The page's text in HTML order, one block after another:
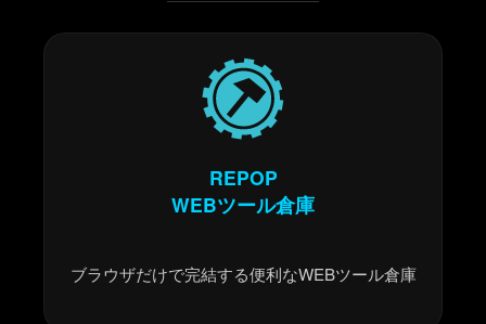
REPOP
WEBツール倉庫
ブラウザだけで完結する便利なWEBツール倉庫